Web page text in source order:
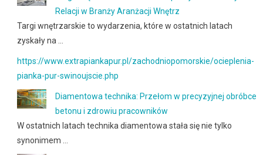
Relacji w Branży Aranżacji Wnętrz
Targi wnętrzarskie to wydarzenia, które w ostatnich latach
zyskały na …
https://www.extrapiankapur.pl/zachodniopomorskie/ocieplenia-
pianka-pur-swinoujscie.php
Diamentowa technika: Przełom w precyzyjnej obróbce
betonu i zdrowiu pracowników
W ostatnich latach technika diamentowa stała się nie tylko
synonimem …